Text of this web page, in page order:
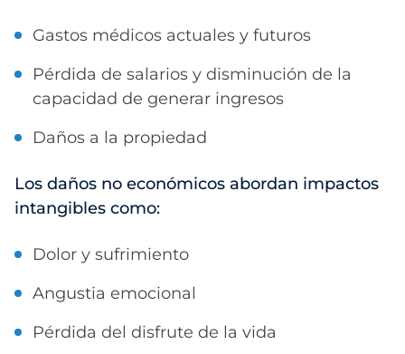
Gastos médicos actuales y futuros
Pérdida de salarios y disminución de la
capacidad de generar ingresos
Daños a la propiedad
Los daños no económicos abordan impactos
intangibles como:
Dolor y sufrimiento
Angustia emocional
Pérdida del disfrute de la vida